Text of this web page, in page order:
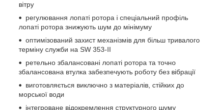
вітру
регулювання лопаті ротора і спеціальний профіль
лопаті ротора знижують шум до мінімуму
оптимізований захист механізмів для більш тривалого
терміну служби на SW 353-II
ретельно збалансовані лопаті ротора та точно
збалансована втулка забезпечують роботу без вібрації
виготовляється виключно з матеріалів, стійких до
морської води
інтегроване відокремлення структурного шуму